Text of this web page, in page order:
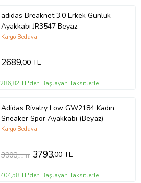
adidas Breaknet 3.0 Erkek Günlük
Ayakkabı JR3547 Beyaz
Kargo Bedava
2689,00 TL
286,82 TL'den Başlayan Taksitlerle
Adidas Rivalry Low GW2184 Kadın
Sneaker Spor Ayakkabı (Beyaz)
Kargo Bedava
3908,00 TL 3793,00 TL
404,58 TL'den Başlayan Taksitlerle